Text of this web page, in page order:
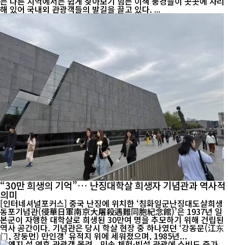
해 있어 국내외 관광객들의 발길을 끌고 있다. ...
“30만 희생의 기억”… 난징대학살 희생자 기념관과 역사적
의미
[인터네셔널포커스] 중국 난징에 위치한 ‘침화일군난징대도살희생
동포기념관(侵華日軍南京大屠殺遇難同胞紀念館)’은 1937년 일
본군이 자행한 대학살로 희생된 30만여 명을 추모하기 위해 건립된
역사 공간이다. 기념관은 당시 학살 현장 중 하나였던 ‘강동문(江东
门, 장둥먼) 만인갱’ 유적지 위에 세워졌으며, 1985년...